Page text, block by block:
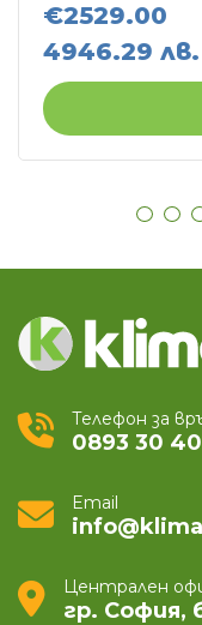
€2529.00
4946.29 лв.
Телефон за
0893 30 40
Email
Централен
гр. София,